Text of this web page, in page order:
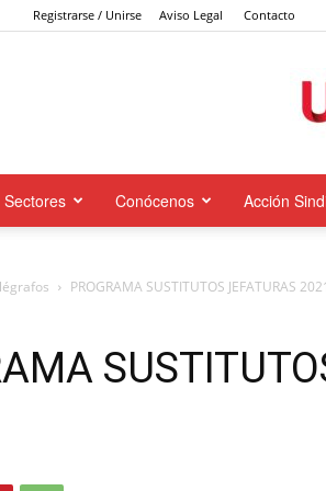
Registrarse / Unirse Aviso Legal Contacto
Sectores Conócenos Acción
PROGRAMA SUSTITUTOS JEFATURAS 2021